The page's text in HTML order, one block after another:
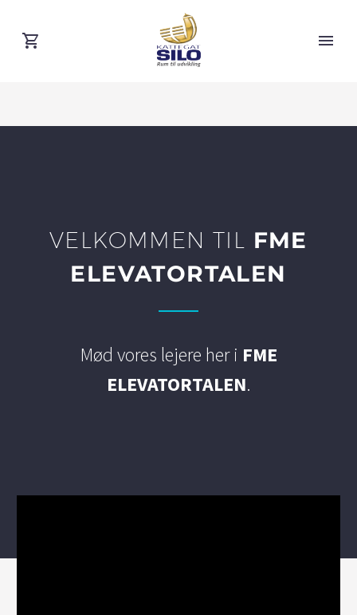
VELKOMMEN TIL
FME
ELEVATORTALEN
Mød vores lejere her i FME
ELEVATORTALEN.